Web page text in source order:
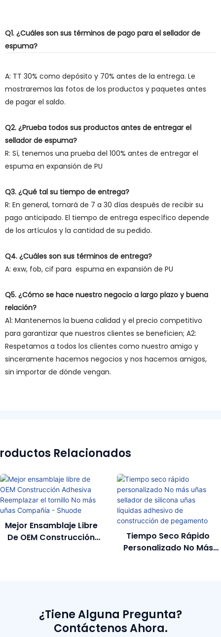
Q1. ¿Cuáles son sus términos de pago para el sellador de
espuma?
A: TT 30% como depósito y 70% antes de la entrega. Le
mostraremos las fotos de los productos y paquetes antes
de pagar el saldo.
Q2. ¿Prueba todos sus productos antes de entregar el
sellador de espuma?
R: Sí, tenemos una prueba del 100% antes de entregar el
espuma en expansión de PU
Q3. ¿Qué tal su tiempo de entrega?
R: En general, tomará de 7 a 30 días después de recibir su
pago anticipado. El tiempo de entrega específico depende
de los artículos y la cantidad de su pedido.
Q4. ¿Cuáles son sus términos de entrega?
A: exw, fob, cif para espuma en expansión de PU
Q5. ¿Cómo se hace nuestro negocio a largo plazo y buena
relación?
A1: Mantenemos la buena calidad y el precio competitivo
para garantizar que nuestros clientes se beneficien; A2:
Respetamos a todos los clientes como nuestro amigo y
sinceramente hacemos negocios y nos hacemos amigos,
sin importar de dónde vengan.
Relacionados
Mejor Ensamblaje Libre
De OEM Construcción
Tiempo Seco Rápido
Personalizado No Más
¿Tiene Alguna Pregunta?
Contáctenos Ahora.